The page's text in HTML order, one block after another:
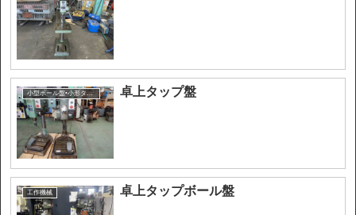
小型ボール盤•小形タップ盤•ユニット 卓上タップ盤
工作機械 卓上タップボール盤